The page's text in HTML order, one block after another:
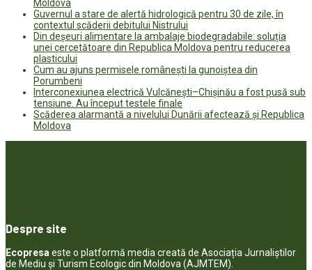
Moldova
Guvernul a stare de alertă hidrologică pentru 30 de zile, în
contextul scăderii debitului Nistrului
Din deșeuri alimentare la ambalaje biodegradabile: soluția
unei cercetătoare din Republica Moldova pentru reducerea
plasticului
Cum au ajuns permisele românești la gunoiștea din
Porumbeni
Interconexiunea electrică Vulcănești–Chișinău a fost pusă sub
tensiune. Au început testele finale
Scăderea alarmantă a nivelului Dunării afectează și Republica
Moldova
Despre site
Ecopresa este o platformă media creată de Asociația Jurnaliștilor
de Mediu și Turism Ecologic din Moldova (AJMTEM).